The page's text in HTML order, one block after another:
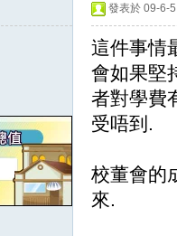
發表於 09-6-
這件事情
會如果堅
者對學費
受唔到.
校董會的
來.